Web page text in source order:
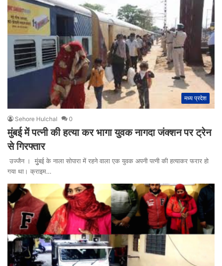
मध्य प्रदेश
Sehore Hulchal 0
मुंबई में पत्नी की हत्या कर भागा युवक नागदा जंक्शन पर ट्रेन
से गिरफ्तार
उज्जैन । मुुंबई के नाला सोपारा में रहने वाला एक युवक अपनी पत्नी की हत्याकर फरार हो
गया था। क्राइम…